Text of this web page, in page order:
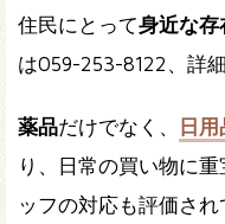
住民にとって身近な存
は059-253-8122、詳
薬品だけでなく、 日用
り、日常の買い物に
ッフの対応も評価され